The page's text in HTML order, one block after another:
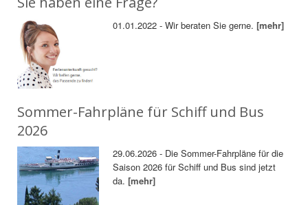
01.01.2022 - Wir beraten Sie gerne.[mehr]
Sommer-Fahrpläne für Schiff und Bus
2026
29.06.2026 - Die Sommer-Fahrpläne für die
Saison 2026 für Schiff und Bus sind jetzt
da.[mehr]